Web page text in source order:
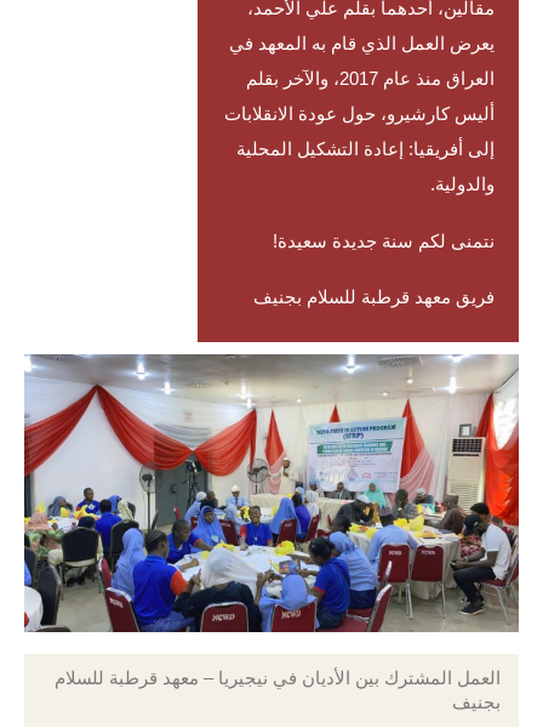
مقالين، أحدهما بقلم علي الأحمد،
يعرض العمل الذي قام به المعهد في
العراق منذ عام 2017، والآخر بقلم
أليس كارشيرو، حول عودة الانقلابات
إلى أفريقيا: إعادة التشكيل المحلية
والدولية.
نتمنى لكم سنة جديدة سعيدة!
فريق معهد قرطبة للسلام بجنيف
العمل المشترك بين الأديان في نيجيريا – معهد قرطبة للسلام
بجنيف